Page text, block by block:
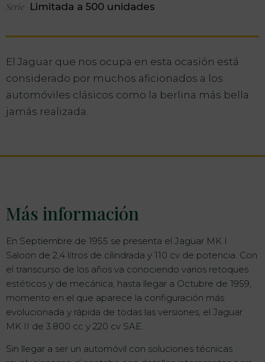
Serie Limitada a 500 unidades
El Jaguar que nos ocupa en esta ocasión está
considerado por muchos aficionados a los
automóviles clásicos como la berlina más bella
jamás realizada.
Más información
En Septiembre de 1955 se presenta el Jaguar MK I
Saloon de 2,4 litros de cilindrada y 110 cv de potencia. Con
el transcurso de los años va conociendo varios retoques
estéticos y de mecánica, hasta llegar a Octubre de 1959,
momento en el que aparece la configuración más
evolucionada y rápida de todas las versiones, el Jaguar
MK II de 3.800 cc y 220 cv SAE.
Sin llegar a ser un automóvil con soluciones técnicas